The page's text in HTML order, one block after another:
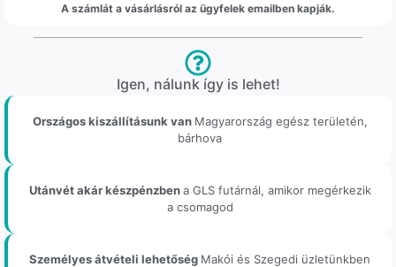
A számlát a vásárlásról az ügyfelek emailben kapják.
Igen, nálunk így is lehet!
Országos kiszállításunk van Magyarország egész területén,
bárhova
Utánvét akár készpénzbena GLS futárnál, amikor megérkezik
a csomagod
Személyes átvételi lehetőség Makói és Szegedi üzletünkben